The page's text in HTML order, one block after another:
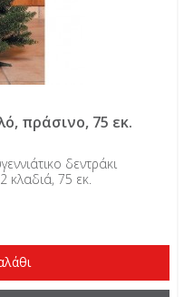
πράσινο, 75 εκ.
δεντράκι
κλαδιά, 75 εκ.